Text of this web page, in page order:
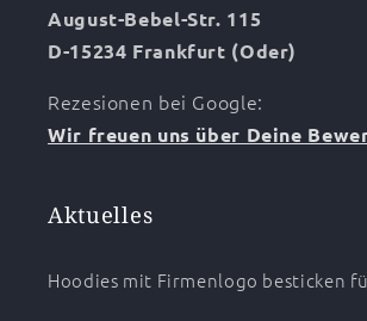
August-Bebel-Str. 115
D-15234 Frankfurt (Oder)
Rezesionen bei Google:
Wir freuen uns über Deine
Aktuelles
Hoodies mit Firmenlogo besticken